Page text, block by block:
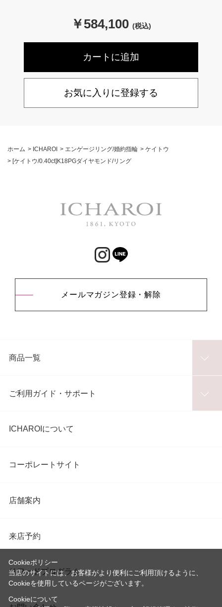
￥584,100 (税込)
お気に入りに登録する
ホーム > ICHAROI > エンゲージリング/婚約指輪 > ケイトウ
> [ケイトウ/0.40ct]K18PGダイヤモンド/リング
メールマガジン登録・解除
商品一覧
ご利用ガイド・サポート
ICHAROIについて
コーポレートサイト
店舗案内
来店予約
リワードプログラム
Cookieポリシー
当店のサイトには、お客様がより便利にご利用頂けるように、
Cookieを使用しているページがございます。
Cookieについて